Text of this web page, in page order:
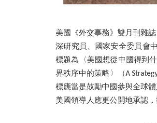
美國《外交事務》雙月刊雜
深研究員、國家安全委員會
標題為〈美國想從中國得到
界秩序中的策略〉（A
標應當是鼓勵中國參與全球
美國領導人應更公開地承認